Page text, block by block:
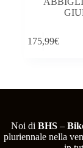
175,99€
Noi di BHS–
pluriennale nella